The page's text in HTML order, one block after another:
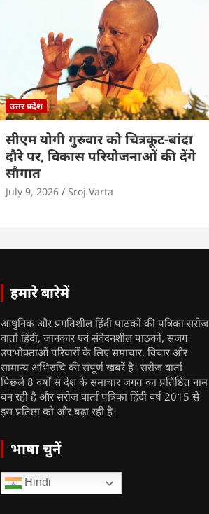
उत्तर प्रदेश
सीएम योगी गुरुवार को चित्रकूट-बांदा
दौरे पर, विकास परियोजनाओं की देंगे
सौगात
July 9, 2026 Sroj Varta
हमारे बारेमें
आधुनिक और प्रगतिशील हिंदी पाठकों की पत्रिका सरोज
वार्ता हिंदी, जानकार एवं संवेदनशील पाठकों, सजग
उपभोक्ताओं परिवारों के लिए समाचार, विचार और
सामान्य अभिरुचि की संपूर्ण खबरें है। सरोज वार्ता
पिछले 8 वर्षों से देश के समाचार जगत का प्रतिष्ठित नाम
बन रही है और सरोज वार्ता पत्रिका हिंदी वर्ष 2015 से
इस प्रतिष्ठा को और बढ़ा रही है।
भाषा चुनें
Hindi